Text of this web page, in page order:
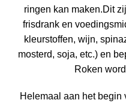
ringen kan maken.Dit
frisdrank en
kleurstoffen, wijn,
mosterd, soja, etc.) en
Roken
Helemaal aan het begin